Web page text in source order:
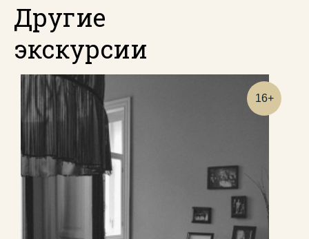
Другие
экскурсии
16+